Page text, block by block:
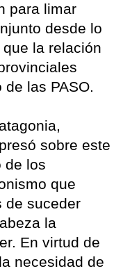
para limar
desde lo
la relación
las PASO.
sobre este
de los
que
de suceder
la
En virtud de
necesidad de